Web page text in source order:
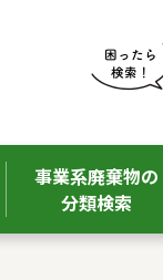
事業系廃棄物の
分類検索